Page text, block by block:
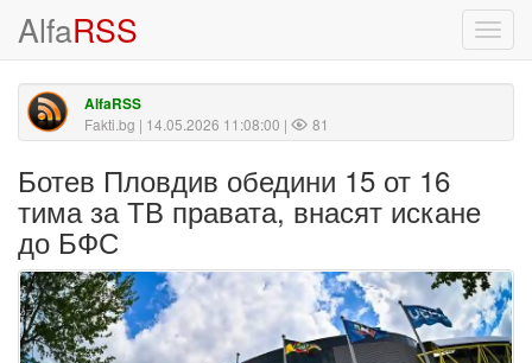
AlfaRSS
AlfaRSS
Fakti.bg | 14.05.2026 11:08:00 | 81
Ботев Пловдив обедини 15 от 16
тима за ТВ правата, внасят искане
до БФС